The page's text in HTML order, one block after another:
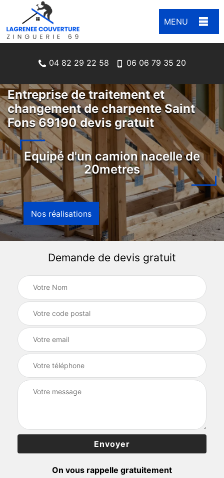
MENU
04 82 29 22 58 06 06 79 35 20
Entreprise de traitement et
changement de charpente Saint
Fons 69190 devis gratuit
Equipé d'un camion nacelle de
20metres
Nos réalisations
Demande de devis gratuit
On vous rappelle gratuitement